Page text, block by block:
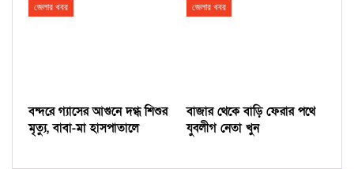
জেলার খবর
বন্দরে গ্যাসের আগুনে দগ্ধ শিশুর
মৃত্যু, বাবা-মা হাসপাতালে
জেলার খবর
বাজার থেকে বাড়ি ফেরার পথে
যুবলীগ নেতা খুন